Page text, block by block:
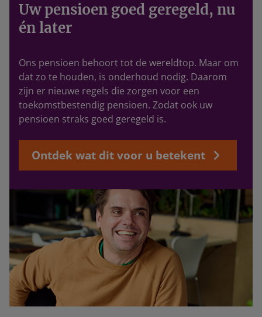
Uw pensioen goed geregeld, nu
én later
Ons pensioen behoort tot de wereldtop. Maar om
dat zo te houden, is onderhoud nodig. Daarom
zijn er nieuwe regels die zorgen voor een
toekomstbestendig pensioen. Zodat ook uw
pensioen straks goed geregeld is.
Ontdek wat dit voor u betekent